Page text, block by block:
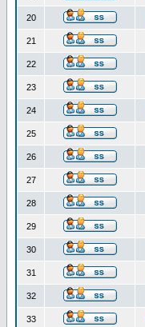
20
21
22
23
24
25
26
27
28
29
30
31
32
33